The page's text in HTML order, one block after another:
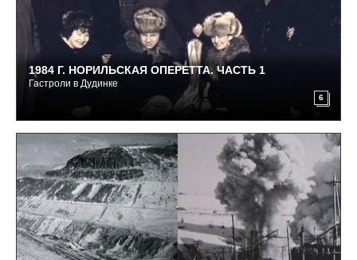
6
1984 Г. НОРИЛЬСКАЯ ОПЕРЕТТА. ЧАСТЬ 1
Гастроли в Дудинке